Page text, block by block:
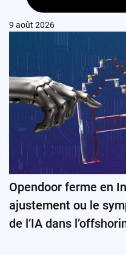
9 août 2026
Opendoor ferme en
ajustement ou le
de l’IA dans